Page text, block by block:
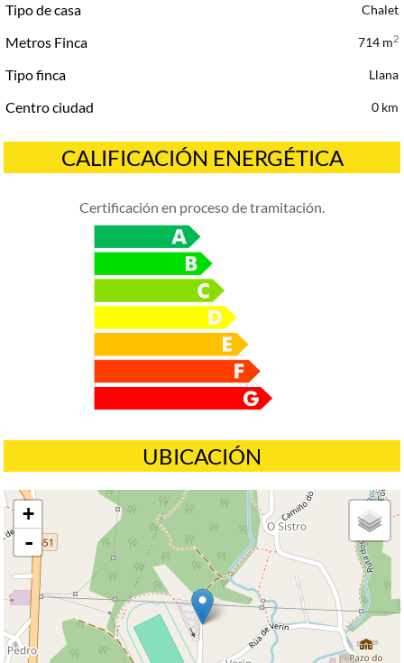
Tipo de casa
Chalet
Metros Finca 714 m2
Tipo finca Llana
Centro ciudad 0 km
CALIFICACIÓN ENERGÉTICA
Certificación en proceso de tramitación.
UBICACIÓN
+
-